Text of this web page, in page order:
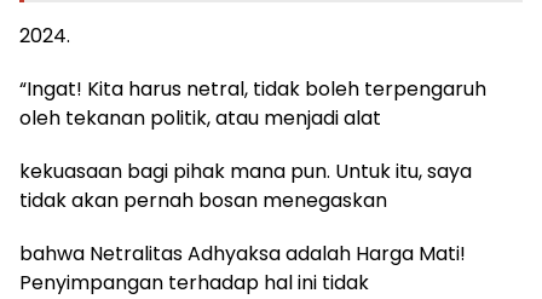
2024.
“Ingat! Kita harus netral, tidak boleh terpengaruh
oleh tekanan politik, atau menjadi alat
kekuasaan bagi pihak mana pun. Untuk itu, saya
tidak akan pernah bosan menegaskan
bahwa Netralitas Adhyaksa adalah Harga Mati!
Penyimpangan terhadap hal ini tidak